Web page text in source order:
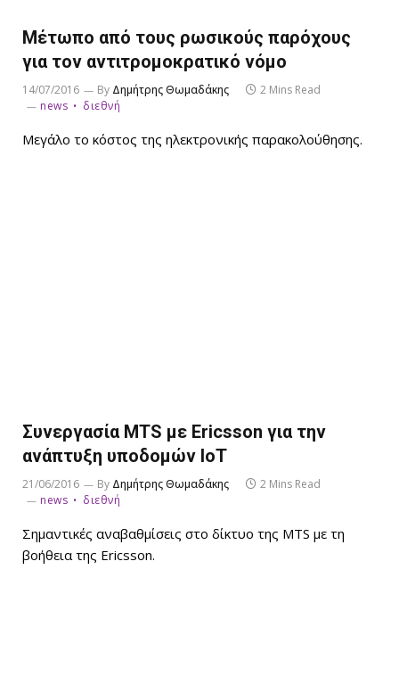
Μέτωπο από τους ρωσικούς παρόχους
για τον αντιτρομοκρατικό νόμο
14/07/2016 By Δημήτρης Θωμαδάκης
2 Mins Read
news
διεθνή
Μεγάλο το κόστος της ηλεκτρονικής παρακολούθησης.
Συνεργασία MTS με Ericsson για την
ανάπτυξη υποδομών IoT
21/06/2016 By Δημήτρης Θωμαδάκης
2 Mins Read
news
διεθνή
Σημαντικές αναβαθμίσεις στο δίκτυο της MTS με τη
βοήθεια της Ericsson.